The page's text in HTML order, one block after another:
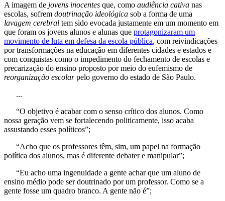
A imagem de jovens inocentes que, como audiência cativa nas
escolas, sofrem doutrinação ideológica sob a forma de uma
lavagem cerebral tem sido evocada justamente em um momento em
que foram os jovens alunos e alunas que protagonizaram um
movimento de luta em defesa da escola pública, com reivindicações
por transformações na educação em diferentes cidades e estados e
com conquistas como o impedimento do fechamento de escolas e
precarização do ensino proposto por meio do eufemismo de
reorganização escolarpelo governo do estado de São Paulo.
...
“O objetivo é acabar com o senso crítico dos alunos. Como
nossa geração vem se fortalecendo politicamente, isso acaba
assustando esses políticos”;
“Acho que os professores têm, sim, um papel na formação
política dos alunos, mas é diferente debater e manipular”;
“Eu acho uma ingenuidade a gente achar que um aluno de
ensino médio pode ser doutrinado por um professor. Como se a
gente fosse um quadro branco. A gente não é”;